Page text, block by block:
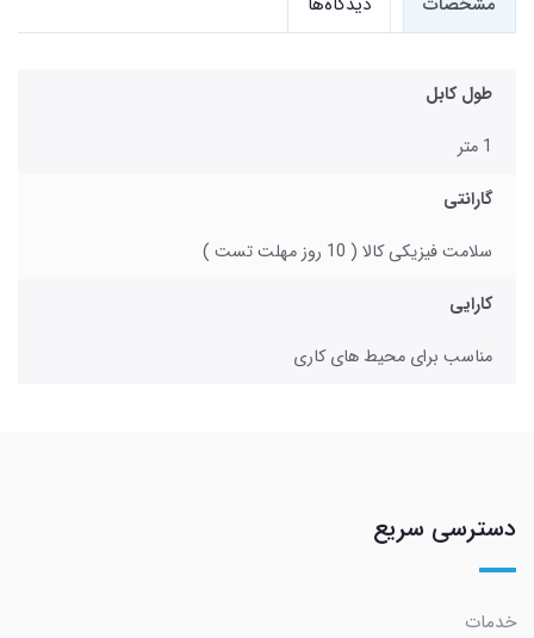
طول کابل
1 متر
گارانتی
سلامت فیزیکی کالا ( 10 روز مهلت تست )
کارایی
مناسب برای محیط های کاری
دسترسی سریع
خدمات